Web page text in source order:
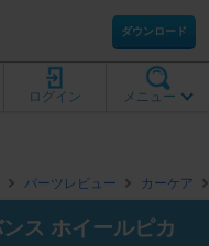
ダウンロード
メニュー
ログイン
パーツレビュー カーケア
ス ホイールピカ